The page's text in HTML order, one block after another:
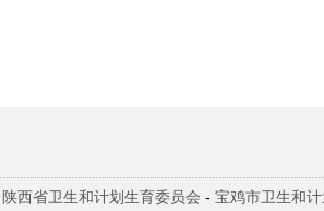
陕西省卫生和计划生育委员会 - 宝鸡市卫生和